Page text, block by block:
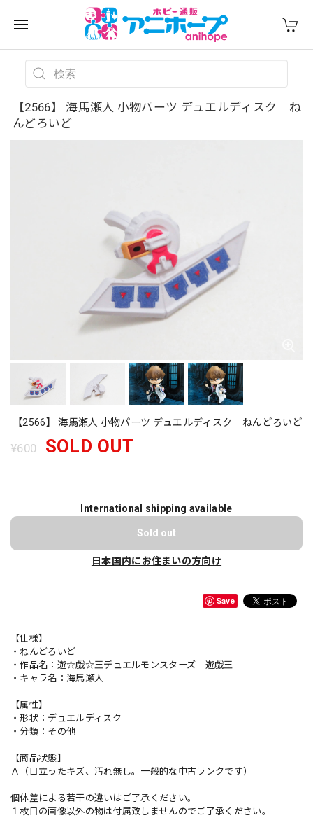
【2566】 海馬瀬人 小物パーツ デュエルディスク ね
んどろいど
【2566】 海馬瀬人 小物パーツ デュエルディスク ねんどろいど
¥600 SOLD OUT
International shipping available
Sold out
日本国内にお住まいの方向け
Save
【仕様】
・ねんどろいど
・作品名：遊☆戯☆王デュエルモンスターズ 遊戯王
・キャラ名：海馬瀬人
【属性】
・形状：デュエルディスク
・分類：その他
【商品状態】
Ａ（目立ったキズ、汚れ無し。一般的な中古ランクです）
個体差による若干の違いはご了承ください。
１枚目の画像以外の物は付属致しませんのでご了承ください。